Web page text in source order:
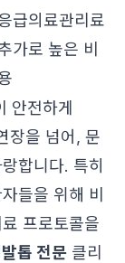
급의료관리료
가로 높은 비
안전하게
장을 넘어, 문
합니다. 특히
들을 위해 비
프로토콜을
톱 전문 클리